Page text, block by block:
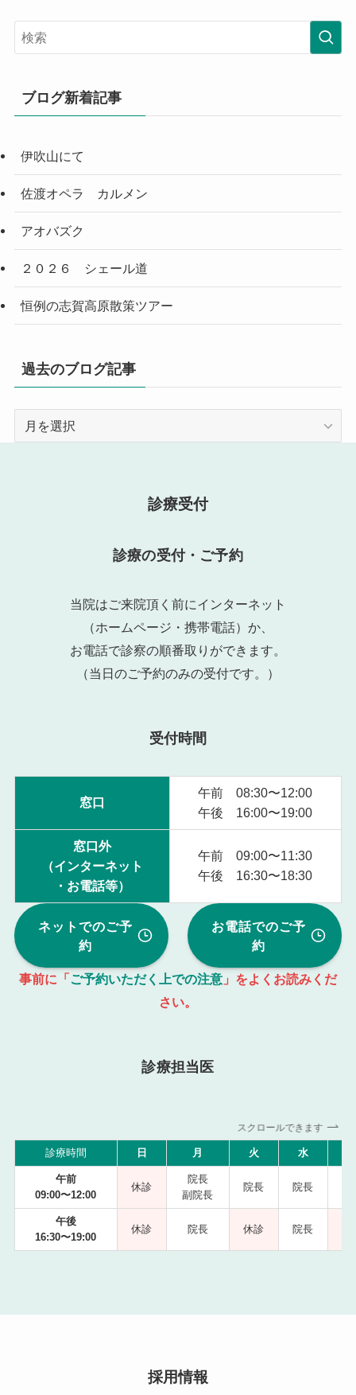
ブログ新着記事
伊吹山にて
佐渡オペラ カルメン
アオバズク
２０２６ シェール道
恒例の志賀高原散策ツアー
過去のブログ記事
診療受付
診療の受付・ご予約
当院はご来院頂く前にインターネット
（ホームページ・携帯電話）か、
お電話で診察の順番取りができます。
（当日のご予約のみの受付です。）
受付時間
窓口
午前 08:30〜12:00
午後 16:00〜19:00
窓口外
（インターネット
・お電話等）
午前 09:00〜11:30
午後 16:30〜18:30
ネットでのご予
約
お電話でのご予
約
事前に「ご予約いただく上での注意」をよくお読みくだ
さい。
診療担当医
スクロールできます
診療時間 日 月 火 水
午前
09:00〜12:00
休診
院長
副院長
院長 院長
午後
16:30〜19:00
休診 院長 休診 院長
採用情報